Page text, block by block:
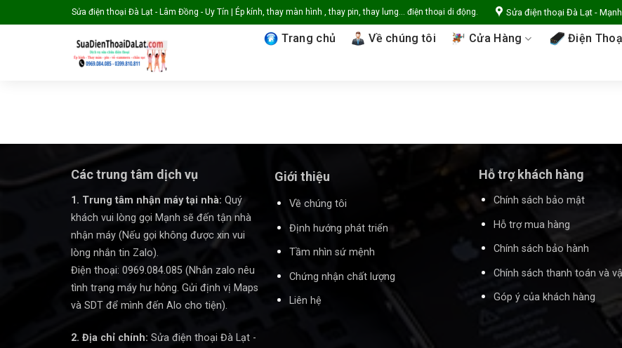
to
Sửa điện thoại Đà Lạt - Lâm Đồng - Uy Tín | Ép kính, thay màn hình , thay pin, thay lưng... điện thoại di động. Sửa điện thoại Đà Lạt - Mạnh
Trang chủ Về chúng tôi Cửa Hàng Điện
Các trung tâm dịch vụ
1. Trung tâm nhận máy tại nhà: Quý
khách vui lòng gọi Mạnh sẽ đến tận nhà
nhận máy (Nếu gọi không được xin vui
lòng nhắn tin Zalo).
Điện thoại: 0969.084.085 (Nhắn zalo nêu
tình trạng máy hư hỏng. Gửi định vị Maps
và SDT để mình đến Alo cho tiện).
2. Địa chỉ chính: Sửa điện thoại Đà Lạt -
Giới thiệu
Về chúng tôi
Định hướng phát triển
Tầm nhìn sứ mệnh
Chứng nhận chất lượng
Liên hệ
Hỗ trợ khách hàng
Chính sách bảo mật
Hỗ trợ mua hàng
Chính sách bảo hành
Chính sách thanh toán và
Góp ý của khách hàng